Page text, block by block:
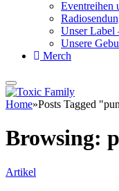
Eventreihen
Unser Label
Unsere
Merch
Home»Posts Tagged
Browsing:
Artikel